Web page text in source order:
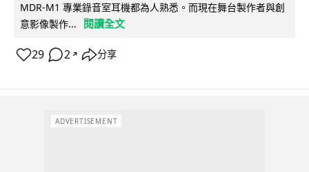
MDR-M1 專業錄音室耳機都為人熟悉。而現在舞台製作者與創
意影像製作...
閱讀全文
29 2 ↗ 分享
ADVERTISEMENT